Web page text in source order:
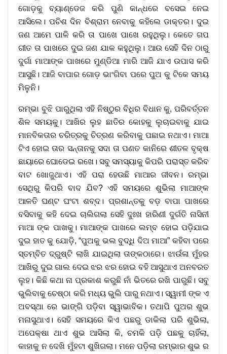
ଗୋଡ଼କୁ ବ୍ୟାଣ୍ଡେଜ କରି ପୁଣି କାନ୍ଧରେ ବସେଇ ନେଇ
ଆସିଲେ। ପଚିଶ ଦିନ ବିଶ୍ରାମ ନେବାକୁ କହିଲେ ଡାକ୍ତର। ଦୁଇ
ଜଣ ଆମେ ପାଳି କରି ତା ପାଖେ ପାଖେ ରହୁଥିଲୁ। କେତେ ଗପ
ଗୀତ ତା ପାଖରେ ଦୁଇ ଜଣ ଯାକ କହୁଥିଲୁ। ଆଉ ସେହି ଦିନ ଠାରୁ
ଦୁର୍ଗା ମାଆଙ୍କ ପାଖରେ ମୁଣ୍ଡିଆ ମାରି ଆଜି ଯାଏ ଉପାସ କରି
ଆସୁଛି। ଆଜି ବାପାର ଗୋଡ଼ ଭାଂଗିବା ପରେ ପୁଅ କୁ ଟିକେ ସମୟ
ମିଳୁନି।
ରମ୍ଭା ବୁଝି ପାରୁଥିଲା ଏହି ନିଷ୍ଠୁର ବିଧିର ବିଧାନ କୁ, ପରିବର୍ତ୍ତନ
ଶିଳ ସମୟକୁ। ଆଖିର ଲୁହ ଛାତିର କୋହକୁ ଲୁଚାଇବାକୁ ଯାଇ
ମାନବିକତାର ଚରିତ୍ରକୁ ଚିତ୍ରଣ କରିବାକୁ ପଛାଇ ନଥାଏ। ମାଆ
ଟିଏ ହୋଇ ତାର ସନ୍ତାନକୁ ସଦା ତା ପଣତ କାନିରେ ଶୀତଳ ବୃକ୍ଷ
ଛାୟାରେ ଘୋଡେଇ ରଖେ। ସବୁ ସମସ୍ୟାକୁ କିପରି ପରାସ୍ତ କରିବ
ବାଟ ଖୋଜୁଥାଏ। ଏହି ପରା ହେଉଛି ମାଆର ଜୀବନ। ରମ୍ଭା
ସେଥିରୁ କିପରି ବାଦ ଯିବ? ଏହି ସମୟରେ ଶୁଭିଲା ମାଆଙ୍କ
ଆଳତି ଘଣ୍ଟ ଘଂଟା ଶବ୍ଦ। ପ୍ରଶାନ୍ତକୁ ବଡ଼ ବାପା ପାଖରେ
ବସିବାକୁ କହି ଦେଇ ଚାଲିଗଲା ସେହି ଦୁଃଖ ହାରିଣୀ ଦୁର୍ଗତି ନାସିନୀ
ମାଆ ଙ୍କ ପାଖକୁ। ମାଆଙ୍କ ପାଖରେ ଲମ୍ବ ହୋଇ ପଡ଼ିଯାଇ
ଦୁଇ ହାତ କୁ ଯୋଡ଼ି, “ପୁଅକୁ ଭଲ ବୁଦ୍ଧି ଦିଅ ମାଆ” କହିବା ପରେ
ସ୍ତମ୍ବିତ ଦ୍ରୁଷ୍ଟି ଲାଖି ଯାଇଥିଲା ତାଙ୍କଠାରେ। ଝାଉଁଳା ମୁଁହର
ଆଖିରୁ ଦୁଇ ଗାଲ ଦେଇ ଝର ଝର ହୋଇ ବହି ଆସୁଥାଏ ଅନବରତ
ଲୁହ। କିଛି କଥା ନା ପ୍ରକାଶ କରୁଛି ନାଁ ଭିତରେ ରଖି ପାରୁଛି। ସବୁ
ଭୁଲିବାକୁ ଚେଷ୍ଠା କରି ମଧ୍ୟ ଭୁଲି ପାରୁ ନଥାଏ। ସ୍ୱାମୀ ଙ୍କ ଏ
ଅବସ୍ଥା ରେ ଭାଙ୍ଗି ପଡ଼ିବା ସ୍ୱାଭାବିକ। ତଥାପି ପୁଅର ଶୁଭ
ମନାସୁଥାଏ। ସେହି ସମୟରେ କିଏ ପଛରୁ ଡାକିଲା ପରି ଶୁଭିଲା,
ଅପେକ୍ଷା ଥାଏ ଶୁଭ ଆସିଲା କି, ଚମକି ପଡ଼ି ପଛକୁ ଚାହିଁଲା,
କାହାକୁ ନ ଦେଖି ମୁଁହଟା ଶୁଖିଗଲା। ମନେ ପଡ଼ିଲା ରମ୍ଭାର ଶୁଭ ର